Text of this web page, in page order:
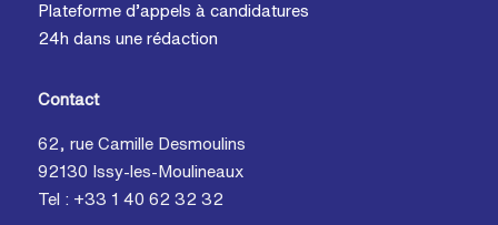
Plateforme d’appels à candidatures
24h dans une rédaction
Contact
62, rue Camille Desmoulins
92130 Issy-les-Moulineaux
Tel : +33 1 40 62 32 32